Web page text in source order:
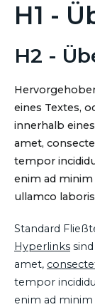
H1 -
H2 -
eines Textes,
innerhalb
amet,
tempor
enim ad
ullamco
Standard
Hyperlinks sind
amet,
tempor
enim ad minim